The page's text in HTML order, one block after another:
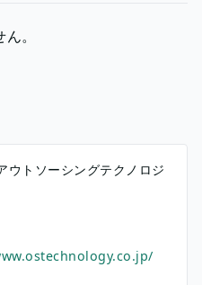
。
ウトソーシングテクノロジ